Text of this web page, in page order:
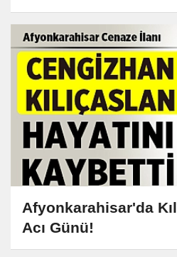
Afyonkarahisar'da
Acı Günü!